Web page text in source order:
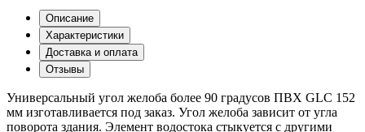
Описание
Характеристики
Доставка и оплата
Отзывы
Универсальный угол желоба более 90 градусов ПВХ GLC 152
мм изготавливается под заказ. Угол желоба зависит от угла
поворота здания. Элемент водостока стыкуется с другими